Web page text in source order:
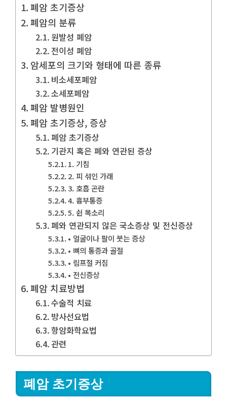
폐암 초기증상
폐암의 분류
원발성 폐암
전이성 폐암
암세포의 크기와 형태에 따른 종류
비소세포폐암
소세포폐암
폐암 발병원인
폐암 초기증상, 증상
폐암 초기증상
기관지 혹은 폐와 연관된 증상
1. 기침
2. 피 섞인 가래
3. 호흡 곤란
4. 흉부통증
5. 쉰 목소리
폐와 연관되지 않은 국소증상 및 전신증상
• 얼굴이나 팔이 붓는 증상
• 뼈의 통증과 골절
• 림프절 커짐
• 전신증상
폐암 치료방법
수술적 치료
방사선요법
항암화학요법
관련
폐암 초기증상